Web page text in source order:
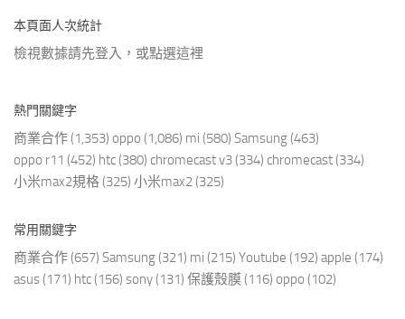
本頁面人次統計
檢視數據請先登入，或點選這裡
熱門關鍵字
商業合作 (1,353) oppo (1,086) mi (580) Samsung (463)
oppo r11 (452) htc (380) chromecast v3 (334) chromecast (334)
小米max2規格 (325) 小米max2 (325)
常用關鍵字
商業合作 (657) Samsung (321) mi (215) Youtube (192) apple (174)
asus (171) htc (156) sony (131) 保護殼膜 (116) oppo (102)